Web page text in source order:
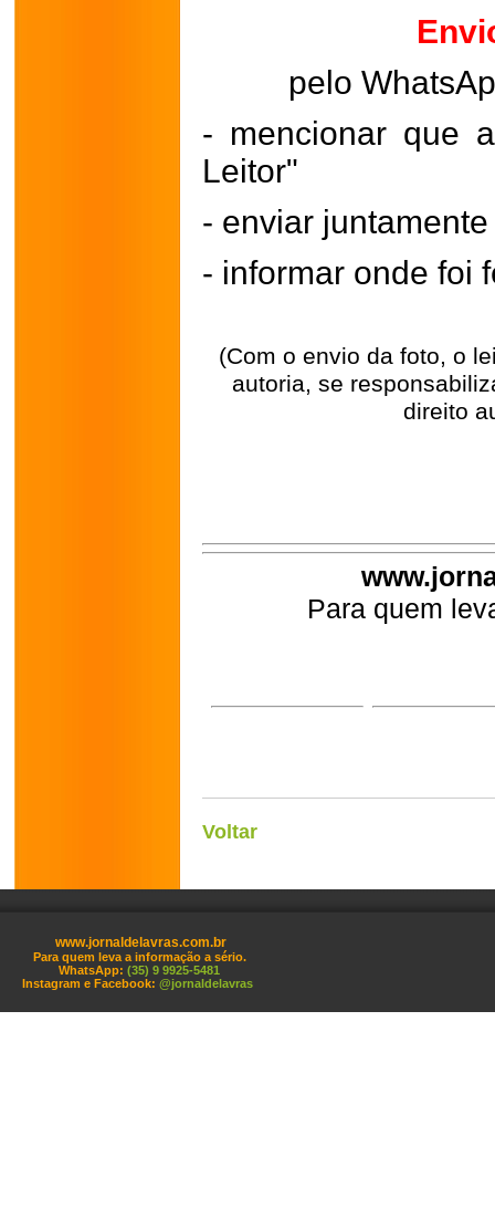
pelo
- mencionar que
Leitor"
- enviar
- informar onde foi
(Com o envio da foto, o
autoria, se
direito
Para quem
Voltar
www.jornaldelavras.com.br
Para quem leva a informação a sério.
WhatsApp: (35) 9 9925-5481
Instagram e Facebook: @jornaldelavras